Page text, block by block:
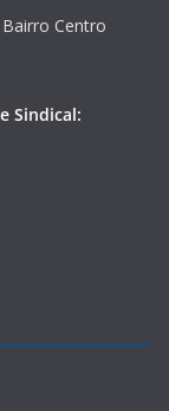
Centro
Sindical: